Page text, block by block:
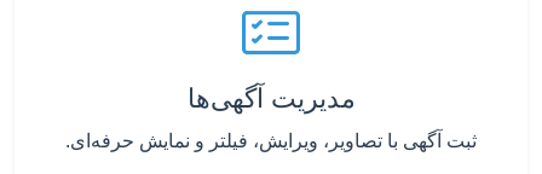
مدیریت آگهی‌ها
ثبت آگهی با تصاویر، ویرایش، فیلتر و نمایش حرفه‌ای.